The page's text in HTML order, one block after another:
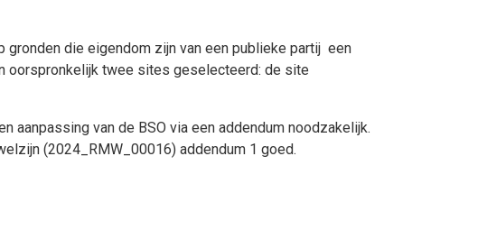
die eigendom zijn van een publieke partij een
oorspronkelijk twee sites geselecteerd: de site
aanpassing van de BSO via een addendum noodzakelijk.
(2024_RMW_00016) addendum 1 goed.